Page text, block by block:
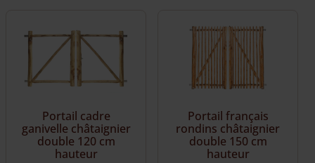
Portail cadre
ganivelle châtaignier
double 120 cm
hauteur
Portail français
rondins châtaignier
double 150 cm
hauteur